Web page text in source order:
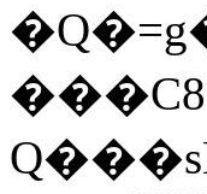
���C޲�8D�2�6�Բ����